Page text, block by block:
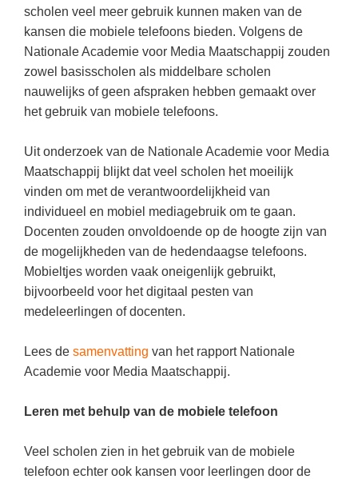
Digitaal onderwijs
Cito toets
Eindexamens
iPad scholen
Augustus 2026
Juli 2026
Juni 2026
Mei 2026
April 2026
Lespakket ‘Circulaire Economie - van
verpakking tot nieuwe grondstof’
Gastles Zeebenen in de klas
Cursus Leer het heelal begrijpen
hulpmiddelen voor science-docenten en
TOA's
DGM in de klas
Frans(31)
Techniek(28)
Open vacature
Engels(24)
Lichamelijke opvoeding(19)
Economie(17)
VACATURES PER PLAATS
Amsterdam
Rotterdam (64)
Almere(49)
Utrecht(45)
Den Haag(40)
Dordrecht (35)
Kerst kleurplaten
PUZZELS
Woordpuzzels
Kruiswoordpuzzels
Raadsels
Rebussen
Biologie
Burgerschap
Ckv
Duits
Economie
Engels
Frans
Fries (Frysk)
Geschiedenis
Handelswetenschappen
Informatica
Klassieke Talen
Letterkunde
Maatschappijleer
Boek: Kleine werelden van het zonnestelsel
Leren met klassieke muziek
Lasergraaf
Onderwijs opleidingen
Gratis lesmateriaal Dove self-esteem
Ontdek Memo voor de onderbouw zelf!
Maak uw leerlingen mediawijs!
Rekentuin: altijd en overal rekenen oefenen
op je eigen niveau
Taalzee: adaptief oefenen en toetsen
Theater als middel voor het aanleren van
sociale vaardigheden
Lesmateriaal gebaseerd op
(hersen)onderzoek
Biologie
scholen veel meer gebruik kunnen maken van de
kansen die mobiele telefoons bieden. Volgens de
Nationale Academie voor Media Maatschappij zouden
zowel basisscholen als middelbare scholen
nauwelijks of geen afspraken hebben gemaakt over
het gebruik van mobiele telefoons.
Uit onderzoek van de Nationale Academie voor Media
Maatschappij blijkt dat veel scholen het moeilijk
vinden om met de verantwoordelijkheid van
individueel en mobiel mediagebruik om te gaan.
Docenten zouden onvoldoende op de hoogte zijn van
de mogelijkheden van de hedendaagse telefoons.
Mobieltjes worden vaak oneigenlijk gebruikt,
bijvoorbeeld voor het digitaal pesten van
medeleerlingen of docenten.
Lees de samenvatting van het rapport Nationale
Academie voor Media Maatschappij.
Leren met behulp van de mobiele telefoon
Veel scholen zien in het gebruik van de mobiele
telefoon echter ook kansen voor leerlingen door de